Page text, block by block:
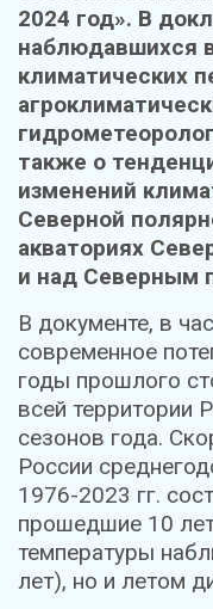
2024 год». В
наблюдавшихся
климатических
также о
изменений
Северной
акваториях
и над Северным
В документе, в
современное
годы прошлого
всей территории
сезонов года.
России
1976-2023 гг.
прошедшие 10
температуры
лет), но и летом